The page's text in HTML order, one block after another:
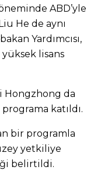
ABD’yle
He de aynı
Yardımcısı,
lisans
da
programa katıldı.
bir programla
yetkiliye
belirtildi.